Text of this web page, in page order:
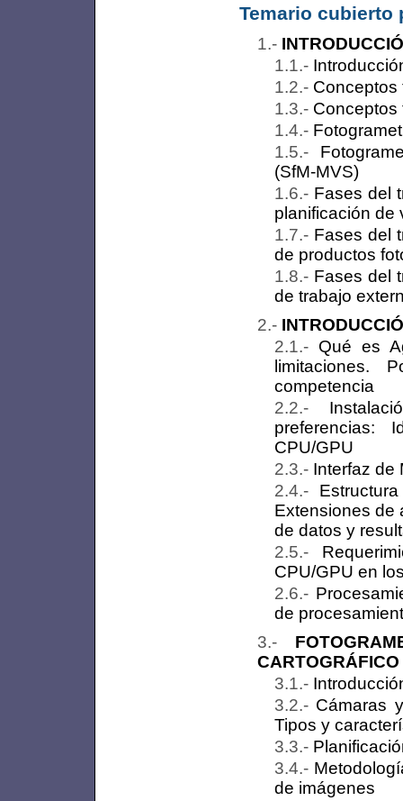
Temario cubierto
Conceptos
Conceptos
(SfM-MVS)
Fases del
planificación de
Fases del
de productos
Fases del
de trabajo
Qué es
limitaciones.
competencia
preferencias:
CPU/GPU
Interfaz de
Extensiones de
de datos y
CPU/GPU en
de
CARTOGRÁFICO
Cámaras
Tipos y
de imágenes